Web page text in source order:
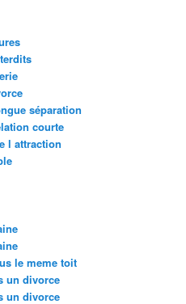
séparation
courte
l attraction
le meme toit
un divorce
un divorce